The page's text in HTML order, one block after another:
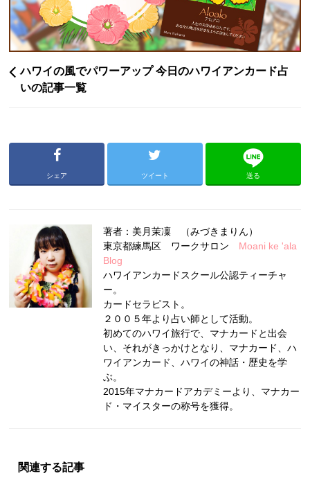
ハワイの風でパワーアップ 今日のハワイアンカード占
いの記事一覧
シェア ツイート 送る
著者：美月茉凜 （みづきまりん）
東京都練馬区 ワークサロン Moani ke 'ala
Blog
ハワイアンカードスクール公認ティーチャ
ー。
カードセラピスト。
２００５年より占い師として活動。
初めてのハワイ旅行で、マナカードと出会
い、それがきっかけとなり、マナカード、ハ
ワイアンカード、ハワイの神話・歴史を学
ぶ。
2015年マナカードアカデミーより、マナカー
ド・マイスターの称号を獲得。
関連する記事